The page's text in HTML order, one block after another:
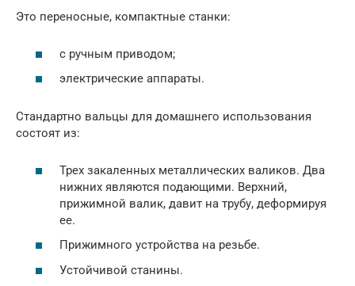
Это переносные, компактные станки:
с ручным приводом;
электрические аппараты.
Стандартно вальцы для домашнего использования
состоят из:
Трех закаленных металлических валиков. Два
нижних являются подающими. Верхний,
прижимной валик, давит на трубу, деформируя
ее.
Прижимного устройства на резьбе.
Устойчивой станины.